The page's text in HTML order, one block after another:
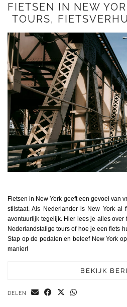
FIETSEN IN NEW
TOURS,
Fietsen in New York geeft een gevoel van
stilstaat. Als Nederlander is New York al
avontuurlijk tegelijk. Hier lees je alles over
Nederlandstalige tours of hoe je een fiets
Stap op de pedalen en beleef New York
manier!
BEKIJK
DELEN